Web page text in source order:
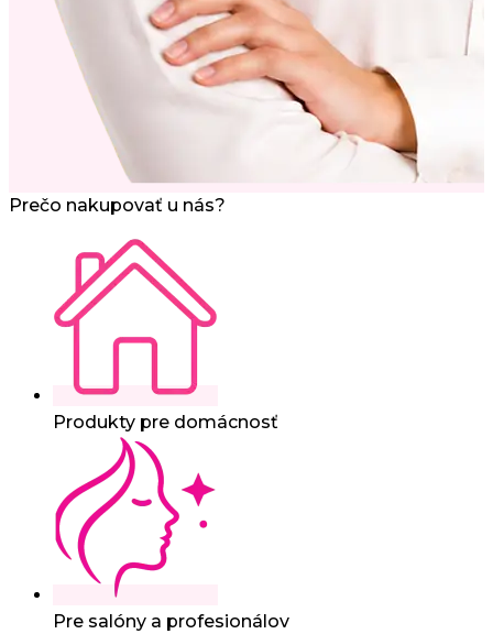
Prečo nakupovať u nás?
Produkty pre domácnosť
Pre salóny a profesionálov